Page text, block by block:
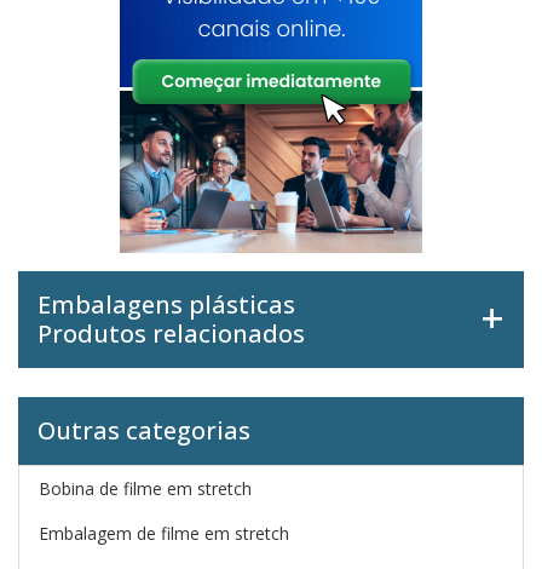
Embalagens plásticas
Produtos relacionados
Outras categorias
Bobina de filme em stretch
Embalagem de filme em stretch